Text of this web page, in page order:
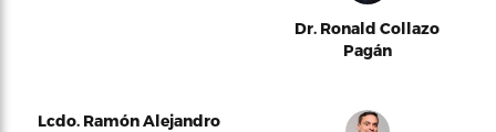
Dr. Ronald Collazo
Pagán
Lcdo. Ramón Alejandro